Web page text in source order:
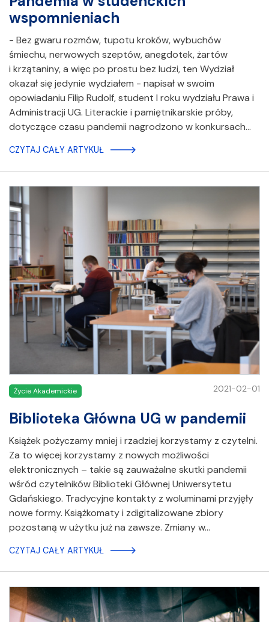
wspomnieniach
- Bez gwaru rozmów, tupotu kroków, wybuchów
śmiechu, nerwowych szeptów, anegdotek, żartów
i krzątaniny, a więc po prostu bez ludzi, ten Wydział
okazał się jedynie wydziałem - napisał w swoim
opowiadaniu Filip Rudolf, student I roku wydziału Prawa i
Administracji UG. Literackie i pamiętnikarskie próby,
dotyczące czasu pandemii nagrodzono w konkursach…
CZYTAJ CAŁY ARTYKUŁ
Życie Akademickie 2021-02-01
Biblioteka Główna UG w pandemii
Książek pożyczamy mniej i rzadziej korzystamy z czytelni.
Za to więcej korzystamy z nowych możliwości
elektronicznych – takie są zauważalne skutki pandemii
wśród czytelników Biblioteki Głównej Uniwersytetu
Gdańskiego. Tradycyjne kontakty z woluminami przyjęły
nowe formy. Książkomaty i zdigitalizowane zbiory
pozostaną w użytku już na zawsze. Zmiany w…
CZYTAJ CAŁY ARTYKUŁ